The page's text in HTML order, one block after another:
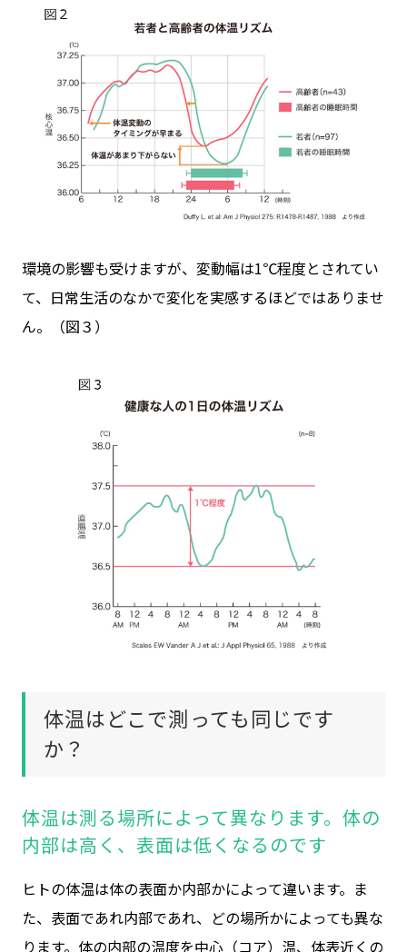
環境の影響も受けますが、変動幅は1℃程度とされてい
て、日常生活のなかで変化を実感するほどではありませ
ん。（図３）
体温はどこで測っても同じです
か？
体温は測る場所によって異なります。体の
内部は高く、表面は低くなるのです
ヒトの体温は体の表面か内部かによって違います。ま
た、表面であれ内部であれ、どの場所かによっても異な
ります。体の内部の温度を中心（コア）温、体表近くの